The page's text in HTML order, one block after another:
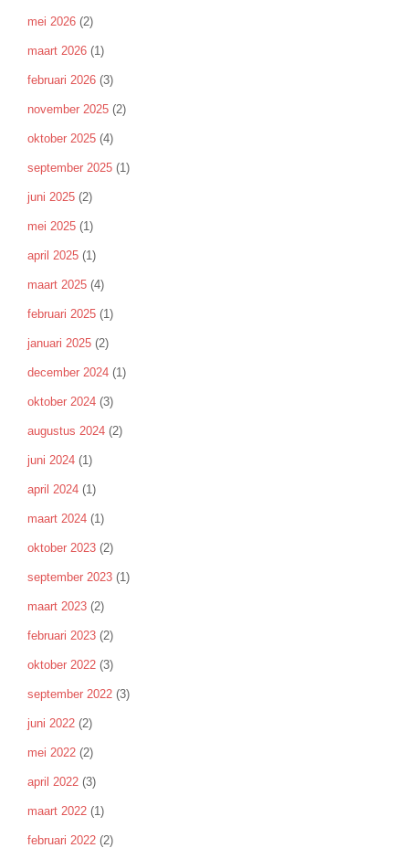
mei 2026 (2)
maart 2026 (1)
februari 2026 (3)
november 2025 (2)
oktober 2025 (4)
september 2025 (1)
juni 2025 (2)
mei 2025 (1)
april 2025 (1)
maart 2025 (4)
februari 2025 (1)
januari 2025 (2)
december 2024 (1)
oktober 2024 (3)
augustus 2024 (2)
juni 2024 (1)
april 2024 (1)
maart 2024 (1)
oktober 2023 (2)
september 2023 (1)
maart 2023 (2)
februari 2023 (2)
oktober 2022 (3)
september 2022 (3)
juni 2022 (2)
mei 2022 (2)
april 2022 (3)
maart 2022 (1)
februari 2022 (2)